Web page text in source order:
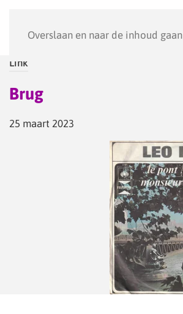
Overslaan en naar de inhoud gaan
Link
Brug
25 maart 2023